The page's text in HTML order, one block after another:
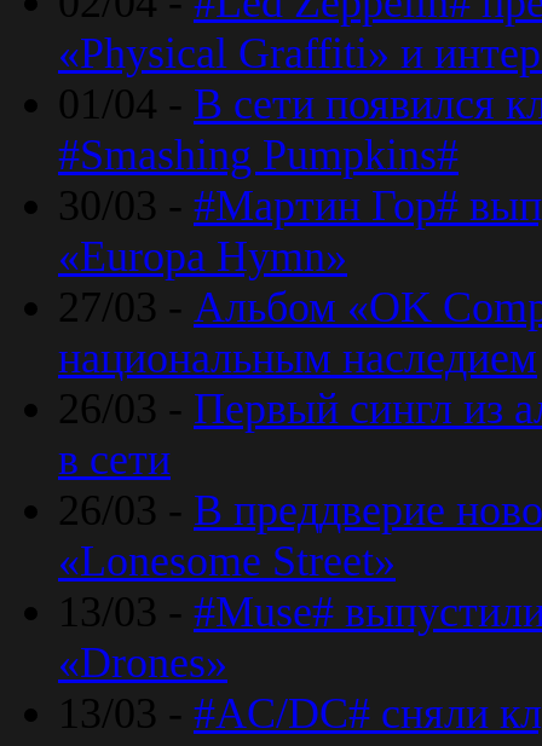
«Physical Graffiti» и
01/04 - В сети появился
#Smashing Pumpkins#
30/03 - #Мартин Гор#
«Europa Hymn»
27/03 - Альбом «OK
национальным наследием
26/03 - Первый сингл из
в сети
26/03 - В преддверие
«Lonesome Street»
13/03 - #Muse#
«Drones»
13/03 - #AC/DC# сняли